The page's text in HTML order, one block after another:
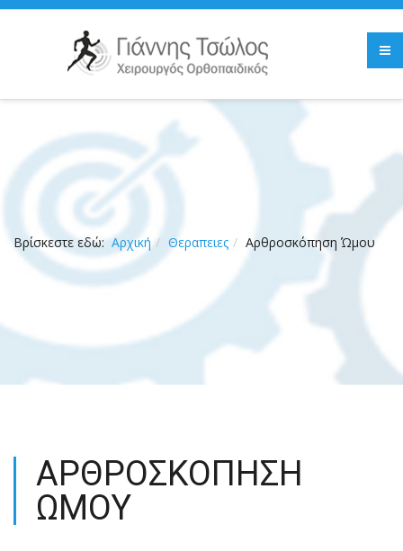
Βρίσκεστε εδώ:Αρχική Θεραπειες Αρθροσκόπηση Ώμου
ΑΡΘΡΟΣΚΌΠΗΣΗ
ΏΜΟΥ